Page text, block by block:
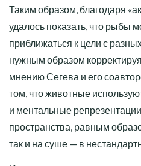
Таким образом, благодаря
удалось показать, что рыбы
приближаться к цели с
нужным образом
мнению Сегева и его
том, что животные
и ментальные
пространства, равным
так и на суше — в